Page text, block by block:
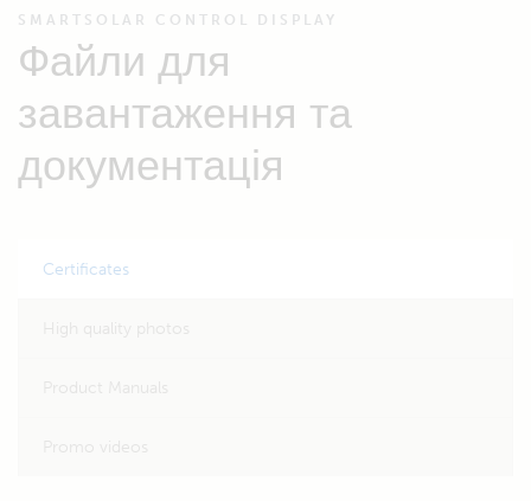
SMARTSOLAR CONTROL DISPLAY
Файли для
завантаження та
документація
Certificates